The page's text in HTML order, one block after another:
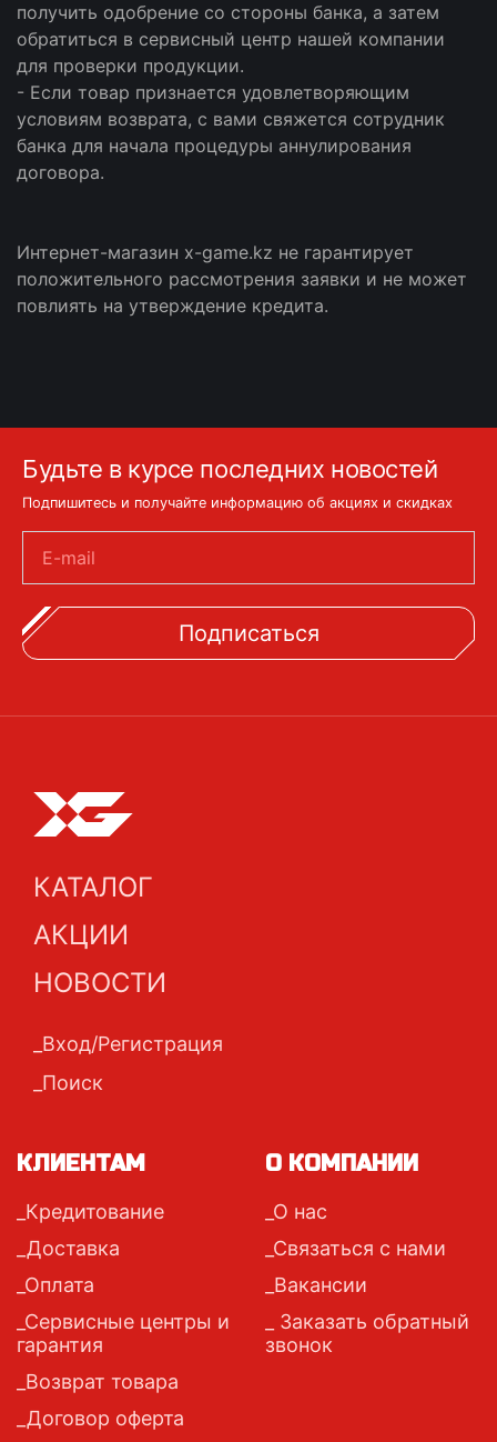
получить одобрение со стороны банка, а затем
обратиться в сервисный центр нашей компании
для проверки продукции.
- Если товар признается удовлетворяющим
условиям возврата, с вами свяжется сотрудник
банка для начала процедуры аннулирования
договора.
Интернет-магазин x-game.kz не гарантирует
положительного рассмотрения заявки и не может
повлиять на утверждение кредита.
Будьте в курсе последних новостей
Подпишитесь и получайте информацию об акциях и скидках
E-mail
Подписаться
КАТАЛОГ
АКЦИИ
НОВОСТИ
Вход/Регистрация
Поиск
КЛИЕНТАМ
Кредитование
Доставка
Оплата
Сервисные центры и
гарантия
Возврат товара
Договор оферта
О КОМПАНИИ
О нас
Связаться с нами
Вакансии
Заказать обратный
звонок